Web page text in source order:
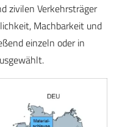
zivilen Verkehrsträger
Machbarkeit und
einzeln oder in